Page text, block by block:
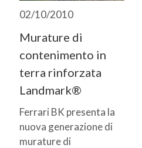
02/10/2010
Murature di
contenimento in
terra rinforzata
Landmark®
Ferrari BK presenta la
nuova generazione di
murature di